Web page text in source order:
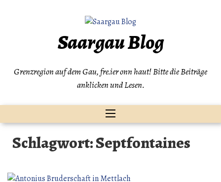
Saargau Blog
Grenzregion auf dem Gau, fre.ier onn haut! Bitte die Beiträge
anklicken und Lesen.
Schlagwort:Septfontaines